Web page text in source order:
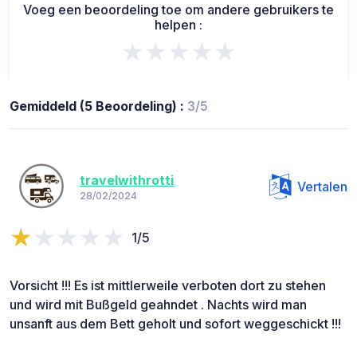
Voeg een beoordeling toe om andere gebruikers te
helpen :
★★★★★
Gemiddeld (5 Beoordeling) : 3/5
travelwithrotti
28/02/2024
Vertalen
1/5
Vorsicht !!! Es ist mittlerweile verboten dort zu stehen
und wird mit Bußgeld geahndet . Nachts wird man
unsanft aus dem Bett geholt und sofort weggeschickt !!!